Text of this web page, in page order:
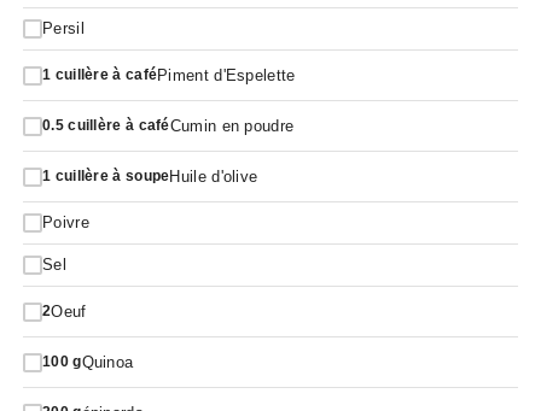
Persil
1 cuillère à caféPiment d'Espelette
0.5 cuillère à caféCumin en poudre
1 cuillère à soupeHuile d'olive
Poivre
Sel
2Oeuf
100 gQuinoa